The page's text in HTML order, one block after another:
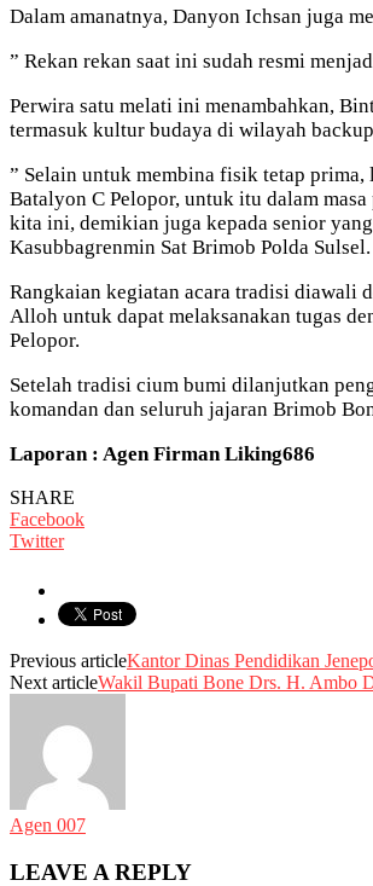
Dalam amanatnya, Danyon Ichsan juga
” Rekan rekan saat ini sudah resmi
Perwira satu melati ini menambahkan,
termasuk kultur budaya di wilayah
” Selain untuk membina fisik tetap
Batalyon C Pelopor, untuk itu dalam
kita ini, demikian juga kepada senior
Kasubbagrenmin Sat Brimob Polda Sulsel.
Rangkaian kegiatan acara tradisi diawali
Alloh untuk dapat melaksanakan tugas
Pelopor.
Setelah tradisi cium bumi dilanjutkan
komandan dan seluruh jajaran Brimob
Laporan : Agen Firman Liking686
SHARE
Facebook
Twitter
Previous articleKantor Dinas Pendidikan
Next articleWakil Bupati Bone Drs. H. Ambo
Agen 007
LEAVE A REPLY